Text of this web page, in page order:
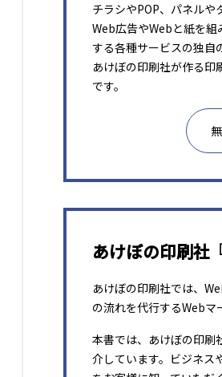
チラシやPOP、パネルや
Web広告やWebと紙を組
する各種サービスの独自
あけぼの印刷社が作る印
です。
あけぼの印刷社
あけぼの印刷社では、
の流れを代行するWebマ
本書では、あけぼの印刷
介しています。ビジネス